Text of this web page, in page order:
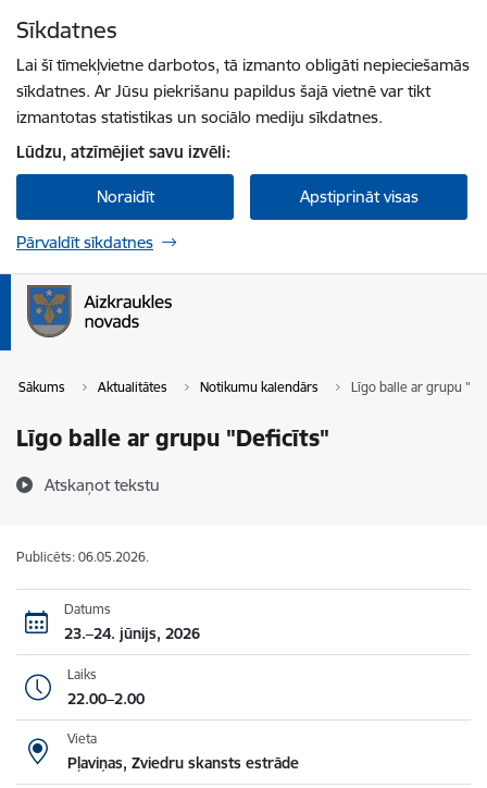
Sīkdatnes
Lai šī tīmekļvietne darbotos, tā izmanto obligāti nepieciešamās
sīkdatnes. Ar Jūsu piekrišanu papildus šajā vietnē var tikt
izmantotas statistikas un sociālo mediju sīkdatnes.
Lūdzu, atzīmējiet savu izvēli:
Noraidīt Apstiprināt visas
Pārvaldīt sīkdatnes
Sākums Aktualitātes Notikumu kalendārs Līgo balle ar grupu
Līgo balle ar grupu "Deficīts"
Atskaņot tekstu
Publicēts: 06.05.2026.
Datums
23.–24. jūnijs, 2026
Laiks
22.00–2.00
Vieta
Pļaviņas, Zviedru skansts estrāde